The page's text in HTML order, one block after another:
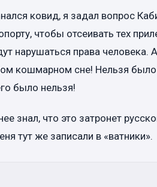
ковид, я задал вопрос
чтобы отсеивать тех
нарушаться права человека.
кошмарном сне! Нельзя
было нельзя!
знал, что это затронет
тут же записали в «ватники».